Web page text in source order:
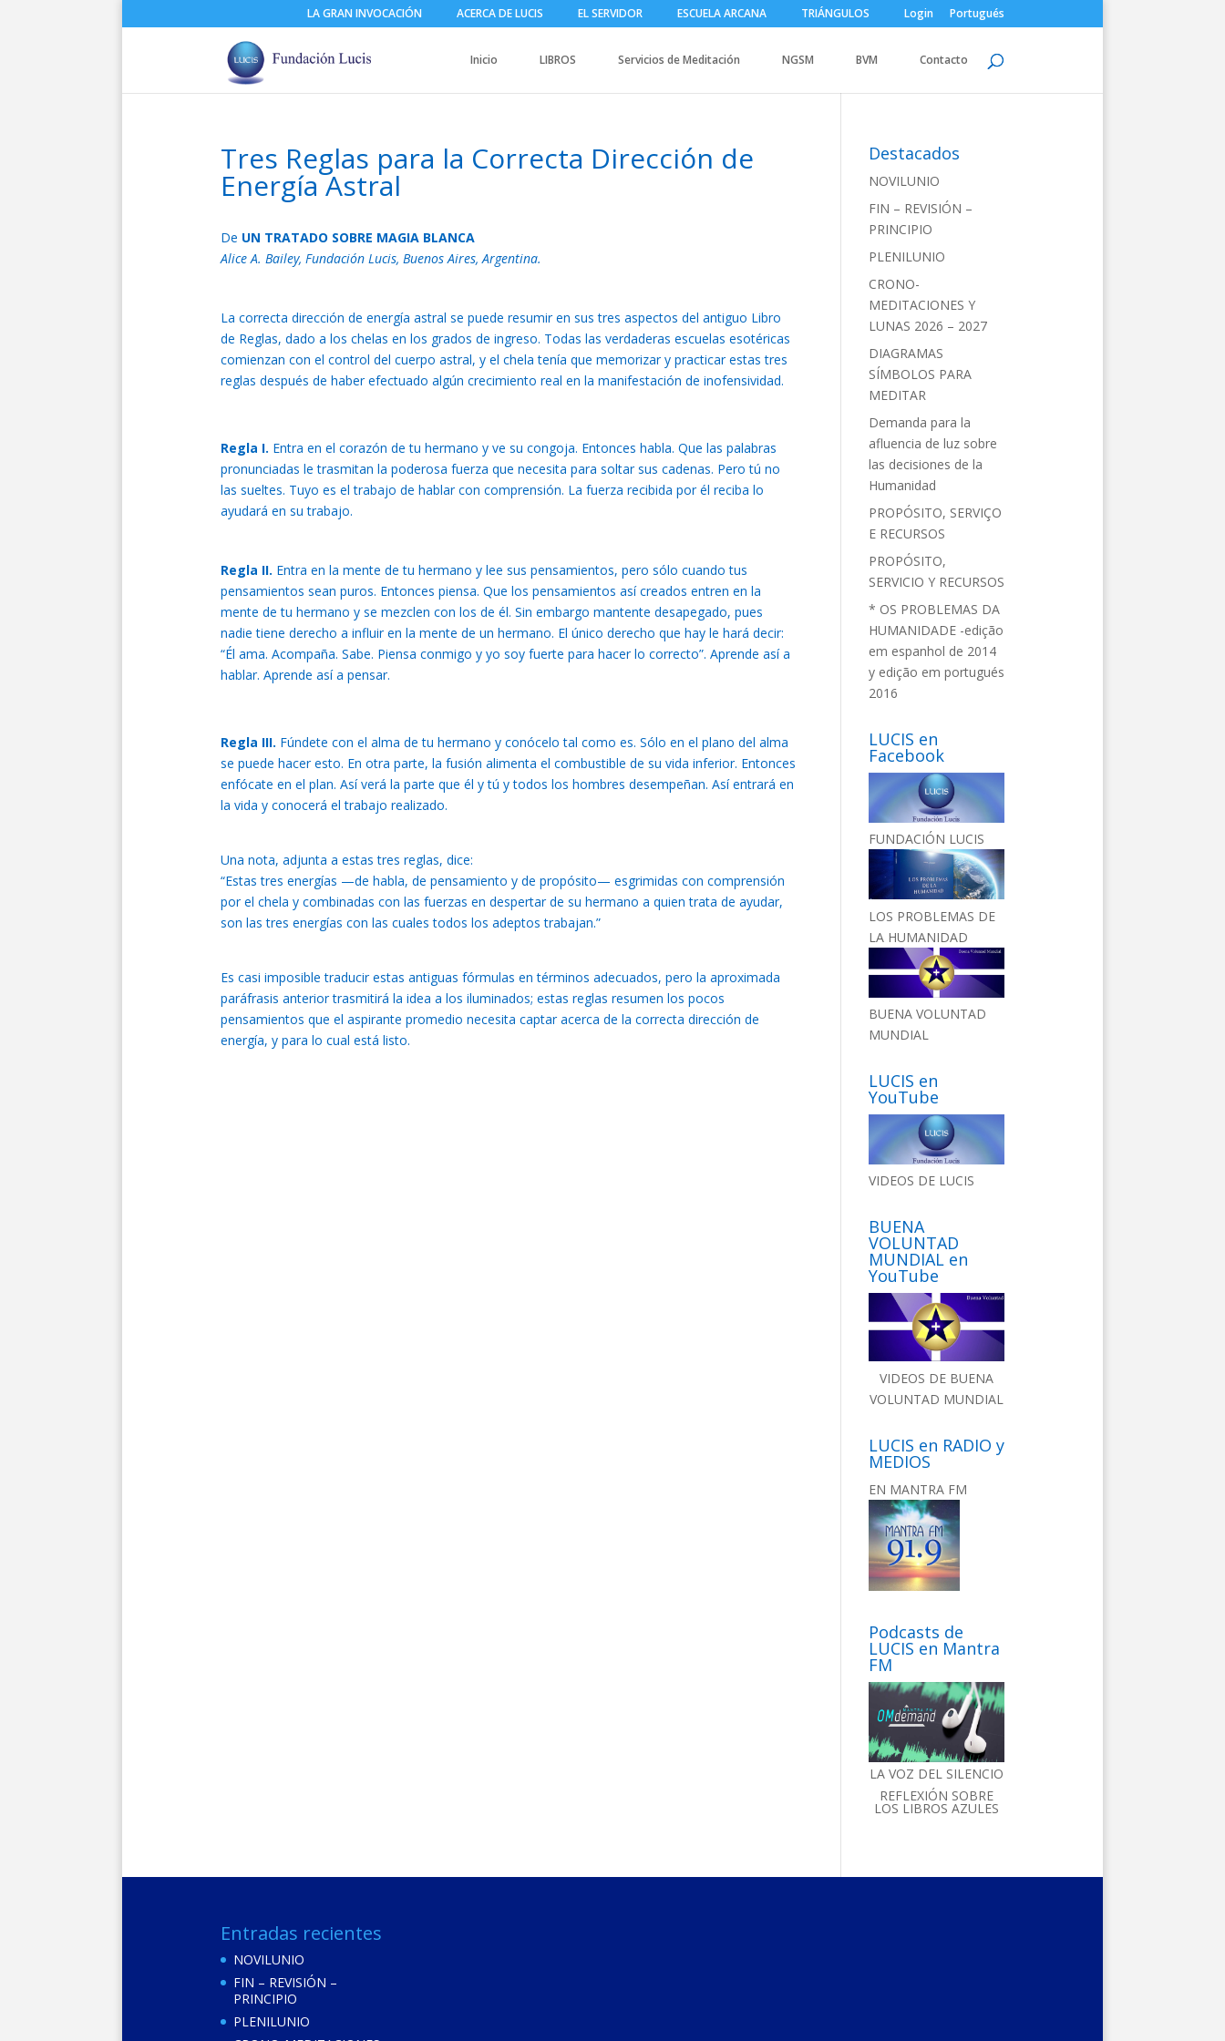
LA GRAN INVOCACIÓN ACERCA DE LUCIS EL SERVIDOR ESCUELA ARCANA TRIÁNGULOS Login Portugués
Inicio LIBROS Servicios de Meditación NGSM BVM Contacto
Tres Reglas para la Correcta Dirección de
Energía Astral
De UN TRATADO SOBRE MAGIA BLANCA
Alice A. Bailey, Fundación Lucis, Buenos Aires, Argentina.
La correcta dirección de energía astral se puede resumir en sus tres aspectos del antiguo Libro
de Reglas, dado a los chelas en los grados de ingreso. Todas las verdaderas escuelas esotéricas
comienzan con el control del cuerpo astral, y el chela tenía que memorizar y practicar estas tres
reglas después de haber efectuado algún crecimiento real en la manifestación de inofensividad.
Regla I. Entra en el corazón de tu hermano y ve su congoja. Entonces habla. Que las palabras
pronunciadas le trasmitan la poderosa fuerza que necesita para soltar sus cadenas. Pero tú no
las sueltes. Tuyo es el trabajo de hablar con comprensión. La fuerza recibida por él reciba lo
ayudará en su trabajo.
Regla II. Entra en la mente de tu hermano y lee sus pensamientos, pero sólo cuando tus
pensamientos sean puros. Entonces piensa. Que los pensamientos así creados entren en la
mente de tu hermano y se mezclen con los de él. Sin embargo mantente desapegado, pues
nadie tiene derecho a influir en la mente de un hermano. El único derecho que hay le hará decir:
“Él ama. Acompaña. Sabe. Piensa conmigo y yo soy fuerte para hacer lo correcto”. Aprende así a
hablar. Aprende así a pensar.
Regla III. Fúndete con el alma de tu hermano y conócelo tal como es. Sólo en el plano del alma
se puede hacer esto. En otra parte, la fusión alimenta el combustible de su vida inferior. Entonces
enfócate en el plan. Así verá la parte que él y tú y todos los hombres desempeñan. Así entrará en
la vida y conocerá el trabajo realizado.
Una nota, adjunta a estas tres reglas, dice:
“Estas tres energías —de habla, de pensamiento y de propósito— esgrimidas con comprensión
por el chela y combinadas con las fuerzas en despertar de su hermano a quien trata de ayudar,
son las tres energías con las cuales todos los adeptos trabajan.”
Es casi imposible traducir estas antiguas fórmulas en términos adecuados, pero la aproximada
paráfrasis anterior trasmitirá la idea a los iluminados; estas reglas resumen los pocos
pensamientos que el aspirante promedio necesita captar acerca de la correcta dirección de
energía, y para lo cual está listo.
Destacados
NOVILUNIO
FIN – REVISIÓN –
PRINCIPIO
PLENILUNIO
CRONO-
MEDITACIONES Y
LUNAS 2026 – 2027
DIAGRAMAS
SÍMBOLOS PARA
MEDITAR
Demanda para la
afluencia de luz sobre
las decisiones de la
Humanidad
PROPÓSITO, SERVIÇO
E RECURSOS
PROPÓSITO,
SERVICIO Y RECURSOS
* OS PROBLEMAS DA
HUMANIDADE -edição
em espanhol de 2014
y edição em portugués
2016
LUCIS en
Facebook
FUNDACIÓN LUCIS
LOS PROBLEMAS DE
LA HUMANIDAD
BUENA VOLUNTAD
MUNDIAL
LUCIS en
YouTube
VIDEOS DE LUCIS
BUENA
VOLUNTAD
MUNDIAL en
YouTube
VIDEOS DE BUENA
VOLUNTAD MUNDIAL
LUCIS en RADIO y
MEDIOS
EN MANTRA FM
Podcasts de
LUCIS en Mantra
FM
LA VOZ DEL SILENCIO
REFLEXIÓN SOBRE
LOS LIBROS AZULES
Entradas recientes
NOVILUNIO
FIN – REVISIÓN –
PRINCIPIO
PLENILUNIO